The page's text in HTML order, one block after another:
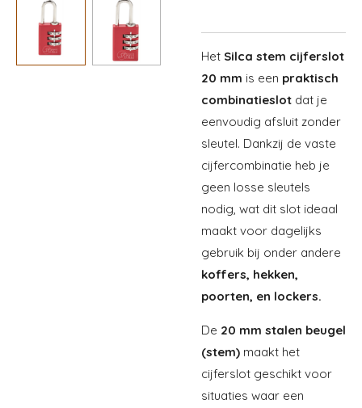
Het Silca stem cijferslot
20 mm is een praktisch
combinatieslot dat je
eenvoudig afsluit zonder
sleutel. Dankzij de vaste
cijfercombinatie heb je
geen losse sleutels
nodig, wat dit slot ideaal
maakt voor dagelijks
gebruik bij onder andere
koffers, hekken,
poorten, en lockers.
De 20 mm stalen beugel
(stem) maakt het
cijferslot geschikt voor
situaties waar een